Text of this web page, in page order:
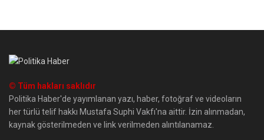
© Tüm hakları saklıdır
Politika Haber'de yayımlanan yazı, haber, fotoğraf ve videoların
her türlü telif hakkı Mustafa Suphi Vakfı'na aittir. İzin alınmadan,
kaynak gösterilmeden ve link verilmeden alıntılanamaz.